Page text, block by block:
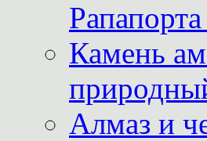
Камень
Алмаз и